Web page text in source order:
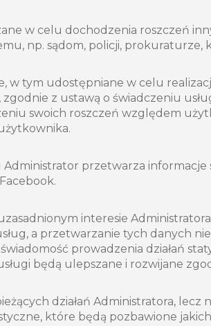
w celu dochodzenia roszczeń
np. sądom, policji, prokuraturze,
w tym udostępniane w celu
z ustawą o świadczeniu
swoich roszczeń względem
przetwarza
interesie
a przetwarzanie tych danych
prowadzenia działań
będą ulepszane i rozwijane
działań Administratora,
które będą pozbawione